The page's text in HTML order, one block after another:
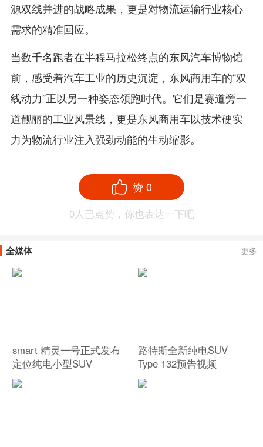
源双线并进的战略成果，更是对物流运输行业核心
需求的精准回应。
当数千名跑者在半程马拉松终点的东风汽车博物馆
前，感受着汽车工业的历史沉淀，东风商用车的“双
线动力”正以另一种姿态领跑时代。它们是赛道旁一
道靓丽的工业风景线，更是东风商用车以技术硬实
力为物流行业注入强劲动能的生动缩影。
赞0
0 人已点赞，你也表达一下吧
全媒体 更多
smart 精灵一号正式发布
定位纯电小型SUV
路特斯全新纯电SUV
Type 132预告视频